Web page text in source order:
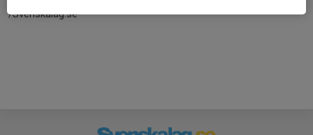
/Svenskalag.se